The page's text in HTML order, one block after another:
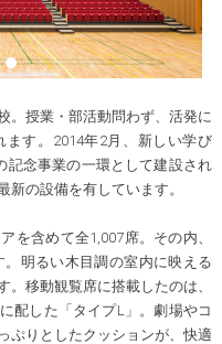
。授業・部活動問わず、活発に
す。2014年2月、新しい学び
記念事業の一環として建設され
新の設備を有しています。
を含めて全1,007席。その内、
明るい木目調の室内に映える
移動観覧席に搭載したのは、
配した「タイプL」。劇場やコ
ぷりとしたクッションが、快適